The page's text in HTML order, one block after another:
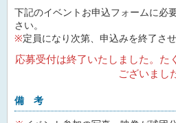
下記のイベントお申込フォームに必
さい。
※定員になり次第、申込みを終了さ
応募受付は終了いたしました。た
ございまし
備 考